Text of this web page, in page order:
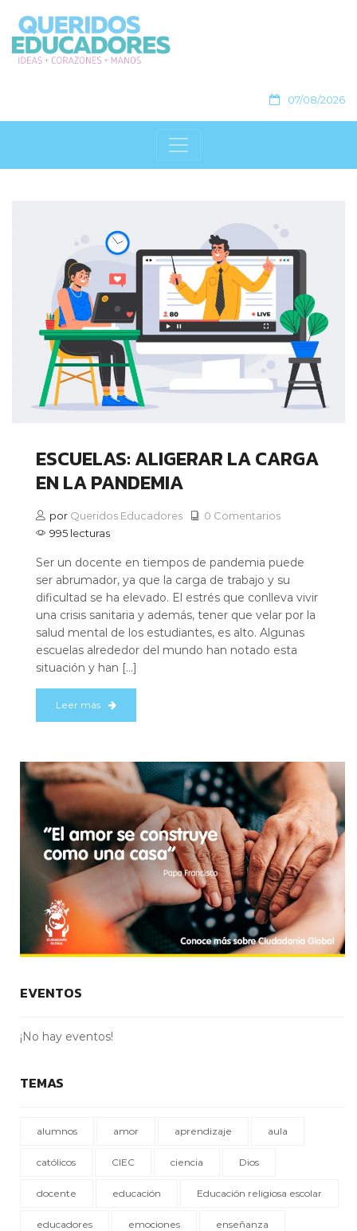
07/08/2026
ESCUELAS: ALIGERAR LA CARGA
EN LA PANDEMIA
por Queridos Educadores
0 Comentarios
995 lecturas
Ser un docente en tiempos de pandemia puede
ser abrumador, ya que la carga de trabajo y su
dificultad se ha elevado. El estrés que conlleva vivir
una crisis sanitaria y además, tener que velar por la
salud mental de los estudiantes, es alto. Algunas
escuelas alrededor del mundo han notado esta
situación y han […]
Leer más
EVENTOS
¡No hay eventos!
TEMAS
alumnos amor aprendizaje aula
católicos CIEC ciencia Dios
docente educación Educación religiosa escolar
educadores emociones enseñanza